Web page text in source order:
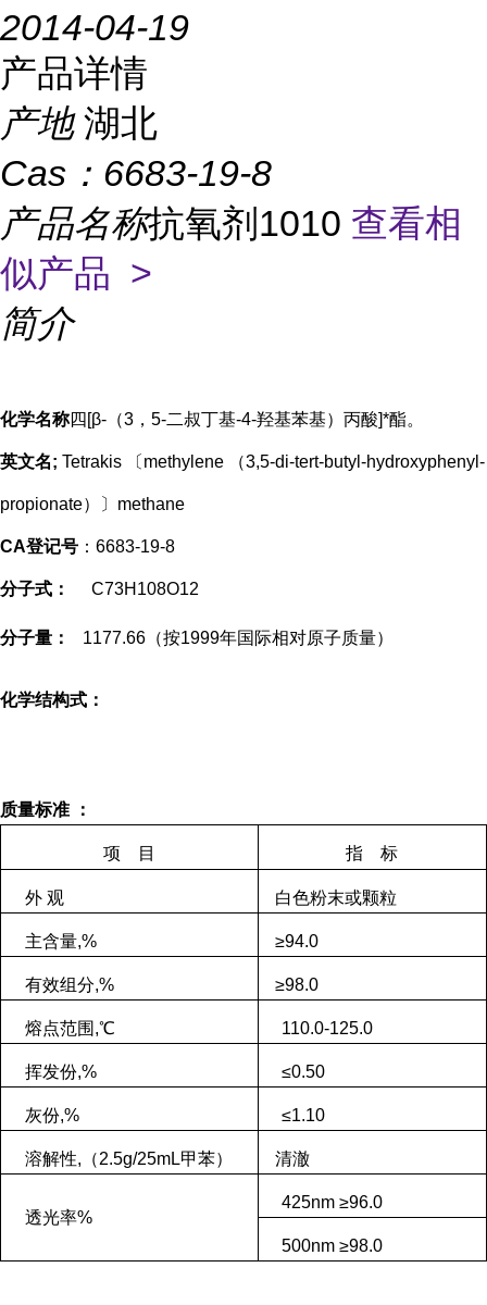
2014-04-19
产品详情
产地 湖北
Cas： 6683-19-8
产品名称抗氧剂1010 查看相
似产品 >
简介
化学名称四 [β-（3，5-二叔丁基-4-羟基苯基）丙酸]*酯。
英文名; Tetrakis 〔 methylene （3,5-di-tert-butyl-hydroxyphenyl-
propionate）〕methane
CA登记号 ：6683-19-8
分子式： C73H108O12
分子量： 1177.66（按1999年国际相对原子质量）
化学结构式 ：
质量标准 ：
项 目 指 标
外 观 白色粉末或颗粒
主含量,% ≥94.0
有效组分,% ≥98.0
熔点范围,℃ 110.0-125.0
挥发份,% ≤0.50
灰份,% ≤1.10
溶解性,（2.5g/25mL甲苯） 清澈
透光率%
425nm ≥96.0
500nm ≥98.0